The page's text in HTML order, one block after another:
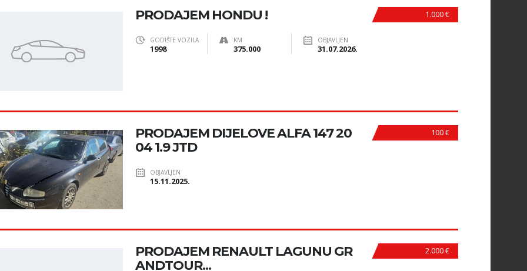
1.000 €
PRODAJEM HONDU !
GODIŠTE VOZILA
1998
KM
375.000
OBJAVLJEN
31.07.2026.
100 €
PRODAJEM DIJELOVE ALFA 147 20
04 1.9 JTD
OBJAVLJEN
15.11.2025.
2.000 €
PRODAJEM RENAULT LAGUNU GR
ANDTOUR...